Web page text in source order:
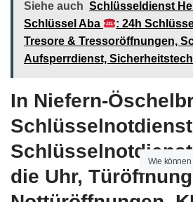
Siehe auch Schlüsseldienst
Schlüssel Aba
: 24h
Tresore & Tressoröffnungen,
Aufsperrdienst,
In Niefern-
die Uhr,
Wie